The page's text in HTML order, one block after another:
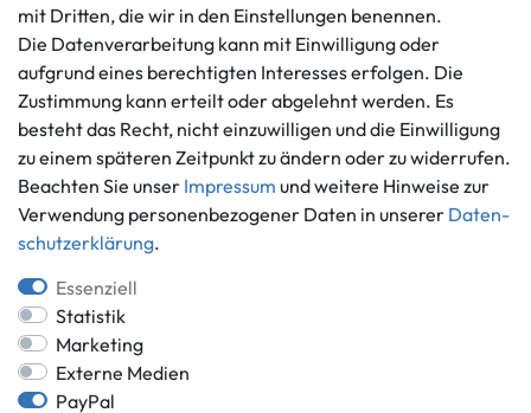
Kontaktformular
Widerrufs­recht
Vertrag widerrufen
Informationen
Über uns
Häufig gestellte Fragen
Zahlung und Versand
Zahlungsmöglichkeiten
mit Dritten, die wir in den Einstellungen benennen.
Die Datenverarbeitung kann mit Einwilligung oder
aufgrund eines berechtigten Interesses erfolgen. Die
Zustimmung kann erteilt oder abgelehnt werden. Es
besteht das Recht, nicht einzuwilligen und die Einwilligung
zu einem späteren Zeitpunkt zu ändern oder zu widerrufen.
Beachten Sie unser Impressum und weitere Hinweise zur
Verwendung personenbezogener Daten in unserer Daten­
schutz­erklärung.
Essenziell
Statistik
Marketing
Externe Medien
PayPal